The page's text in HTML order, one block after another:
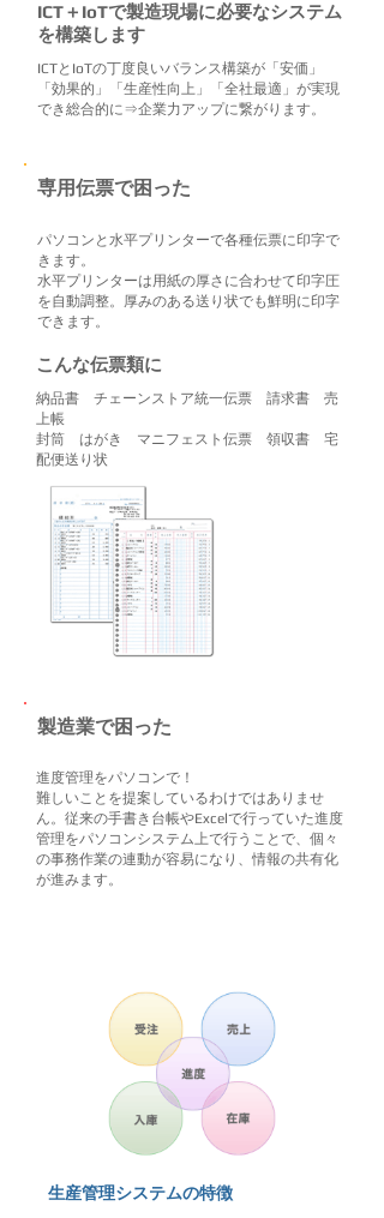
ICT＋IoTで製造現場に必要なシステム
を構築します
ICTとIoTの丁度良いバランス構築が「安価」
「効果的」「生産性向上」「全社最適」が実現
でき総合的に⇒企業力アップに繋がります。
​専用伝票で困った
パソコンと水平プリンターで各種伝票に印字で
きます。
水平プリンターは用紙の厚さに合わせて印字圧
を自動調整。厚みのある送り状でも鮮明に印字
できます。
​こんな伝票類に
納品書 チェーンストア統一伝票 請求書 売
上帳
封筒 はがき マニフェスト伝票 領収書 宅
配便送り状
​製造業で困った
進度管理をパソコンで！
難しいことを提案しているわけではありませ
ん。従来の手書き台帳やExcelで行っていた進度
管理をパソコンシステム上で行うことで、個々
の事務作業の連動が容易になり、情報の共有化
が進みます。
​生産管理システムの特徴